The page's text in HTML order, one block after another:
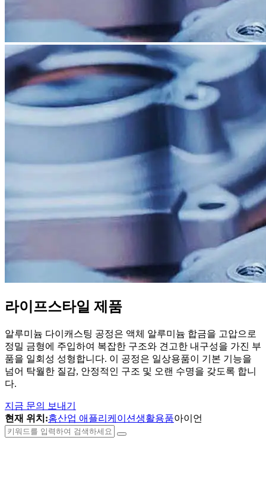
라이프스타일 제품
알루미늄 다이캐스팅 공정은 액체 알루미늄 합금을 고압으로
정밀 금형에 주입하여 복잡한 구조와 견고한 내구성을 가진 부
품을 일회성 성형합니다. 이 공정은 일상용품이 기본 기능을
넘어 탁월한 질감, 안정적인 구조 및 오랜 수명을 갖도록 합니
다.
지금 문의 보내기
현재 위치:홈산업 애플리케이션생활용품아이언